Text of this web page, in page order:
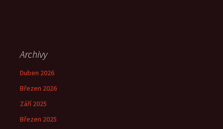
Archivy
Duben 2026
Březen 2026
Září 2025
Březen 2025